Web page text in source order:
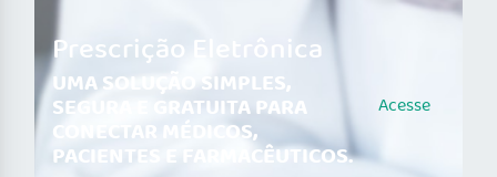
Prescrição Eletrônica
UMA SOLUÇÃO SIMPLES,
SEGURA E GRATUITA PARA
CONECTAR MÉDICOS,
PACIENTES E FARMACÊUTICOS.
Acesse